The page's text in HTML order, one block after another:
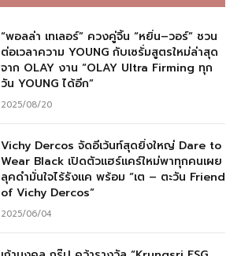
“พอลล่า เทเลอร์” ควงคู่จิ้น “หยิ่น–วอร์” ชวน
ต่อเวลาความ YOUNG กับเซรั่มสูตรใหม่ล่าสุด
จาก OLAY งาน “OLAY Ultra Firming ทุก
วัน YOUNG ได้อีก”
2025/08/20
Vichy Dercos จัดอีเว้นท์สุดยิ่งใหญ่ Dare to
Wear Black เปิดตัวแฮร์แคร์ใหม่พาทุกคนเผย
ลุคดำมั่นใจไร้รังแค พร้อม “เต – ตะวัน Friend
of Vichy Dercos”
2025/06/04